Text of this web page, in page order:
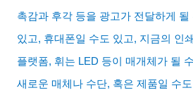
촉감과 후각 등을 광고가 전달하게 될
있고, 휴대폰일 수도 있고, 지금의 인
플랫폼, 휘는 LED 등이 매개체가 될
새로운 매체나 수단, 혹은 제품일 수